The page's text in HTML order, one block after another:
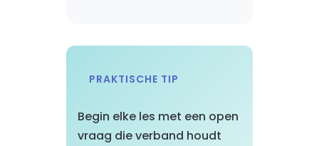
PRAKTISCHE TIP
Begin elke les met een open
vraag die verband houdt